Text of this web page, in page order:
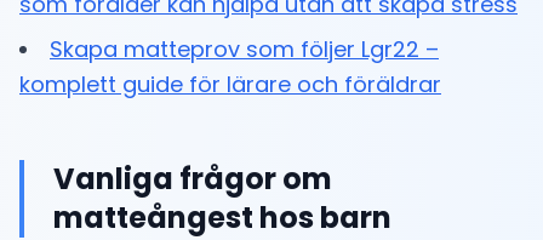
Skapa matteprov som följer Lgr22 –
komplett guide för lärare och föräldrar
Vanliga frågor om
matteångest hos barn